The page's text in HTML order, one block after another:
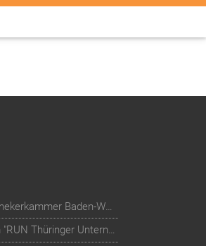
Digitalisierung der Mitglieder-Services bei der Landesapothekerkammer Baden-Württemberg
Teilnehmer-Management für mehr als 10.000 Läufer beim "RUN Thüringer Unternehmenslauf"